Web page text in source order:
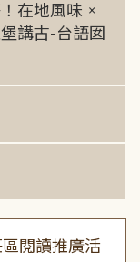
在地風味 ×
講古-台語囡
區閱讀推廣活